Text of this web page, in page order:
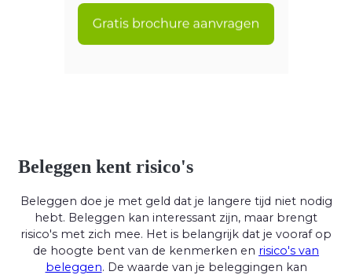
Beleggen kent risico's
Beleggen doe je met geld dat je langere tijd niet nodig
hebt. Beleggen kan interessant zijn, maar brengt
risico's met zich mee. Het is belangrijk dat je vooraf op
de hoogte bent van de kenmerken en risico's van
beleggen. De waarde van je beleggingen kan